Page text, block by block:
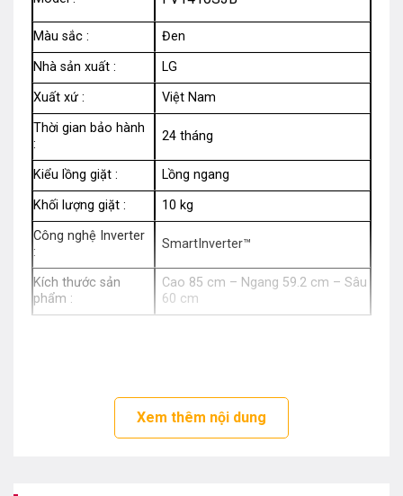
Màu sắc :
Đen
Nhà sản xuất :
LG
Xuất xứ :
Việt Nam
Thời gian bảo hành
:
24 tháng
Kiểu lồng giặt :
Lồng ngang
Khối lượng giặt :
10 kg
Công nghệ Inverter
:
SmartInverter™
Kích thước sản
phẩm :
Cao 85 cm – Ngang 59.2 cm – Sâu
60 cm
Xem thêm nội dung